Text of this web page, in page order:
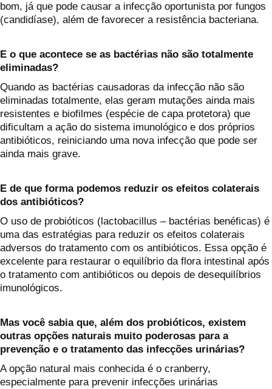
bom, já que pode causar a infecção oportunista por fungos
(candidíase), além de favorecer a resistência bacteriana.
E o que acontece se as bactérias não são totalmente
eliminadas?
Quando as bactérias causadoras da infecção não são
eliminadas totalmente, elas geram mutações ainda mais
resistentes e biofilmes (espécie de capa protetora) que
dificultam a ação do sistema imunológico e dos próprios
antibióticos, reiniciando uma nova infecção que pode ser
ainda mais grave.
E de que forma podemos reduzir os efeitos colaterais
dos antibióticos?
O uso de probióticos (lactobacillus – bactérias benéficas) é
uma das estratégias para reduzir os efeitos colaterais
adversos do tratamento com os antibióticos. Essa opção é
excelente para restaurar o equilíbrio da flora intestinal após
o tratamento com antibióticos ou depois de desequilíbrios
imunológicos.
Mas você sabia que, além dos probióticos, existem
outras opções naturais muito poderosas para a
prevenção e o tratamento das infecções urinárias?
A opção natural mais conhecida é o cranberry,
especialmente para prevenir infecções urinárias